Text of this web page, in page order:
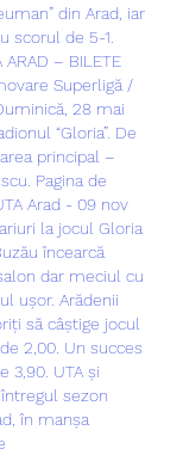
din Arad, iar
scorul de 5-1.
ARAD – BILETE
Superligă /
28 mai
“Gloria”. De
principal –
Pagina de
Arad - 09 nov
la jocul Gloria
încearcă
dar meciul cu
ușor. Arădenii
să câștige jocul
2,00. Un succes
3,90. UTA și
sezon
în manșa